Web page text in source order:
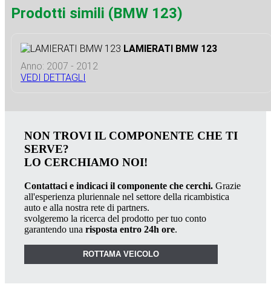
Prodotti simili (BMW 123)
LAMIERATI BMW 123
Anno: 2007 - 2012
VEDI DETTAGLI
NON TROVI IL COMPONENTE CHE TI
SERVE?
LO CERCHIAMO NOI!
Contattaci e indicaci il componente che cerchi. Grazie
all'esperienza pluriennale nel settore della ricambistica
auto e alla nostra rete di partners.
svolgeremo la ricerca del prodotto per tuo conto
garantendo una risposta entro 24h ore.
ROTTAMA VEICOLO